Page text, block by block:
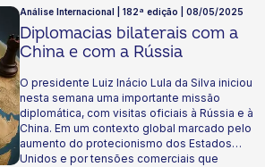
Análise Internacional | 182ª edição | 08/05/2025
Diplomacias bilaterais com a
China e com a Rússia
O presidente Luiz Inácio Lula da Silva iniciou
nesta semana uma importante missão
diplomática, com visitas oficiais à Rússia e à
China. Em um contexto global marcado pelo
aumento do protecionismo dos Estados
Unidos e por tensões comerciais que